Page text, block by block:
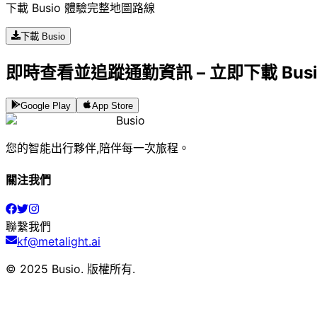
下載 Busio 體驗完整地圖路線
下載 Busio
即時查看並追蹤通勤資訊 – 立即下載
Google Play App Store
Busio
您的智能出行夥伴,陪伴每一次旅程。
關注我們
聯繫我們
kf@metalight.ai
© 2025 Busio. 版權所有.